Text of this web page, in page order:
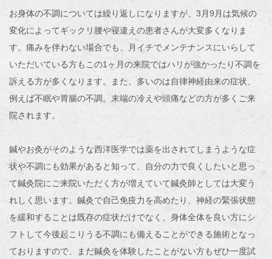
お身体の不調については繰り返しになりますが、3月9月は気候の
変化によってギックリ腰や寝違えの患者さんが大変多くなりま
す。痛みを伴わない場合でも、月イチでメンテナンスにいらして
いただいている方もこの1ヶ月の来院ではハリが強かったり不調を
訴える方が多くなります。また、多いのは自律神経由来の症状、
例えば不眠や胃腸の不調。末端の冷えや頭痛などの方が多くご来
院されます。
鍼やお灸がそのような西洋医学では薬を出されてしまうような症
状や不調にも効果があると知って、自分の力で良くしたいと思っ
て鍼灸院にご来院いただく方が増えていて鍼灸師としては大変う
れしく思います。鍼灸で自己免疫力を高めたり、神経の緊張状態
を緩和することは既存の症状だけでなく、身体全体を良い方にシ
フトして今後起こりうる不調にも備えることができる施術となっ
ておりますので、まだ鍼灸を体験したことがない方もぜひ一度試